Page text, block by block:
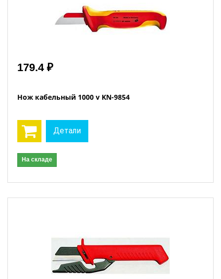
179.4 ₽
Нож кабельный 1000 v KN-9854
Детали
На складе